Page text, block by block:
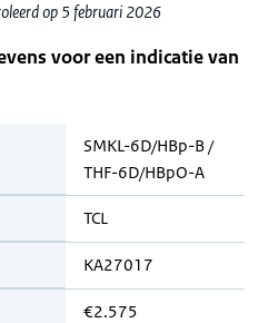
op 5 februari 2026
voor een indicatie van
SMKL-6D/HBp-B /
THF-6D/HBpO-A
TCL
KA27017
€2.575